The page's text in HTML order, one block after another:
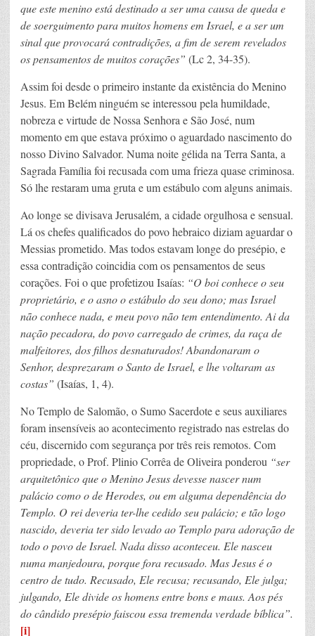
que este menino está destinado a ser uma causa de queda e
de soerguimento para muitos homens em Israel, e a ser um
sinal que provocará contradições, a fim de serem revelados
os pensamentos de muitos corações” (Lc 2, 34-35).
Assim foi desde o primeiro instante da existência do Menino
Jesus. Em Belém ninguém se interessou pela humildade,
nobreza e virtude de Nossa Senhora e São José, num
momento em que estava próximo o aguardado nascimento do
nosso Divino Salvador. Numa noite gélida na Terra Santa, a
Sagrada Família foi recusada com uma frieza quase criminosa.
Só lhe restaram uma gruta e um estábulo com alguns animais.
Ao longe se divisava Jerusalém, a cidade orgulhosa e sensual.
Lá os chefes qualificados do povo hebraico diziam aguardar o
Messias prometido. Mas todos estavam longe do presépio, e
essa contradição coincidia com os pensamentos de seus
corações. Foi o que profetizou Isaías: “O boi conhece o seu
proprietário, e o asno o estábulo do seu dono; mas Israel
não conhece nada, e meu povo não tem entendimento. Ai da
nação pecadora, do povo carregado de crimes, da raça de
malfeitores, dos filhos desnaturados! Abandonaram o
Senhor, desprezaram o Santo de Israel, e lhe voltaram as
costas” (Isaías, 1, 4).
No Templo de Salomão, o Sumo Sacerdote e seus auxiliares
foram insensíveis ao acontecimento registrado nas estrelas do
céu, discernido com segurança por três reis remotos. Com
propriedade, o Prof. Plinio Corrêa de Oliveira ponderou “ser
arquitetônico que o Menino Jesus devesse nascer num
palácio como o de Herodes, ou em alguma dependência do
Templo. O rei deveria ter-lhe cedido seu palácio; e tão logo
nascido, deveria ter sido levado ao Templo para adoração de
todo o povo de Israel. Nada disso aconteceu. Ele nasceu
numa manjedoura, porque fora recusado. Mas Jesus é o
centro de tudo. Recusado, Ele recusa; recusando, Ele julga;
julgando, Ele divide os homens entre bons e maus. Aos pés
do cândido presépio faiscou essa tremenda verdade bíblica”.
[i]